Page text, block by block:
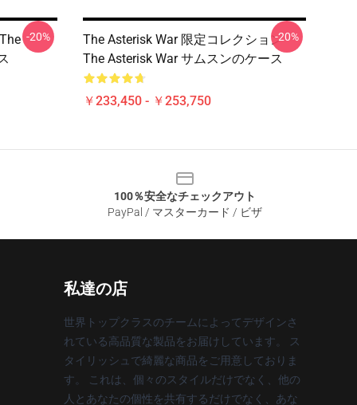
-20%
The Asterisk War 限定コレクション
The Asterisk War サムスンのケース
￥233,450 - ￥253,750
-20%
100％安全なチェックアウト
PayPal / マスターカード / ビザ
私達の店
世界トップクラスのチームによってデザインさ
れている高品質な製品をお届けしています。 ス
タイリッシュで綺麗な商品をご用意しておりま
す。 これは、個々のスタイルだけでなく、他の
人とあなたの個性を共有するだけでなく、あな